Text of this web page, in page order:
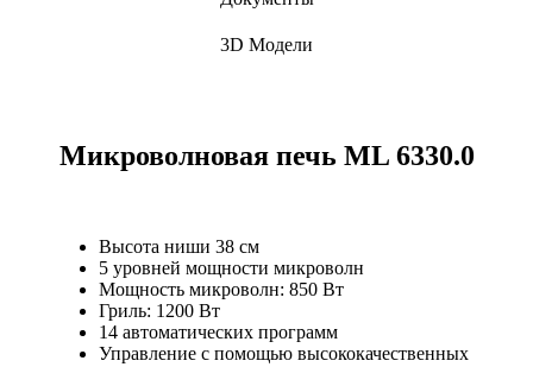
3D Модели
Микроволновая печь ML 6330.0
Высота ниши 38 см
5 уровней мощности микроволн
Мощность микроволн: 850 Вт
Гриль: 1200 Вт
14 автоматических программ
Управление с помощью высококачественных